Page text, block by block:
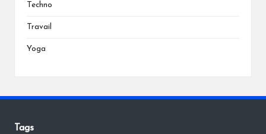
Techno
Travail
Yoga
Tags